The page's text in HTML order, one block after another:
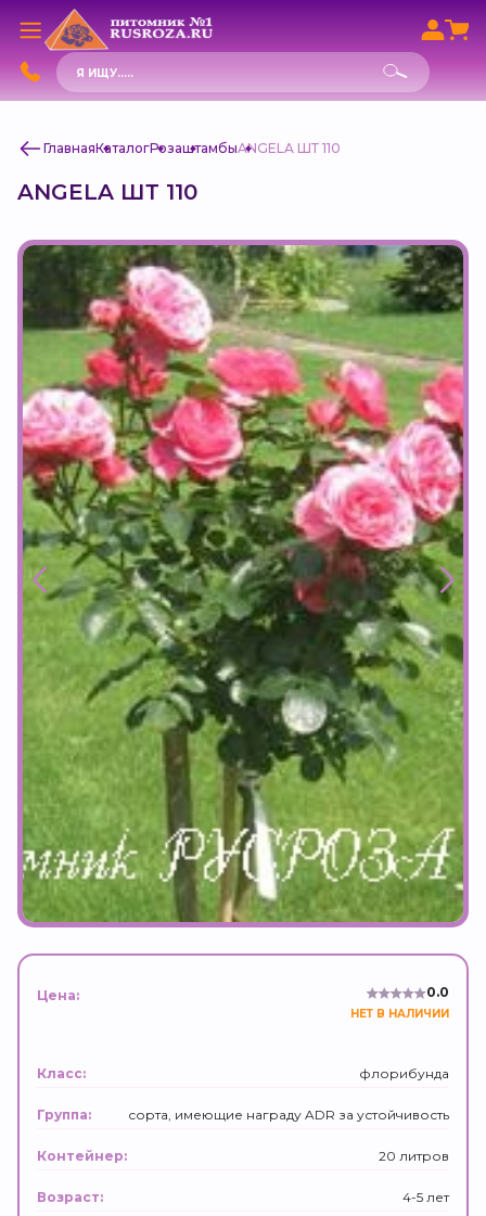
Поиск
товаров
ГлавнаяКаталогРозаштамбыANGELA ШТ 110
ANGELA ШТ 110
Цена: 0.0
НЕТ В НАЛИЧИИ
Класс: флорибунда
Группа: сорта, имеющие награду ADR за устойчивость
Контейнер: 20 литров
Возраст: 4-5 лет